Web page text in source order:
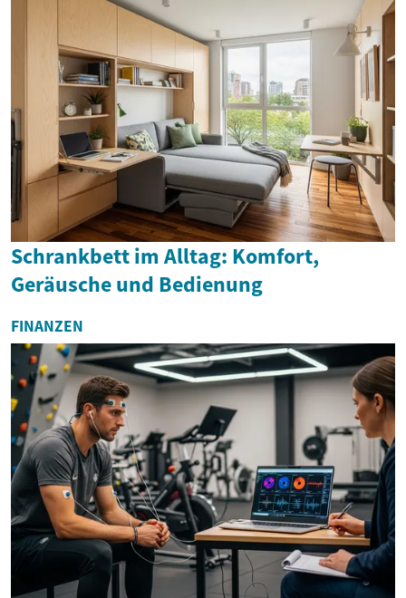
Schrankbett im Alltag: Komfort,
Geräusche und Bedienung
FINANZEN